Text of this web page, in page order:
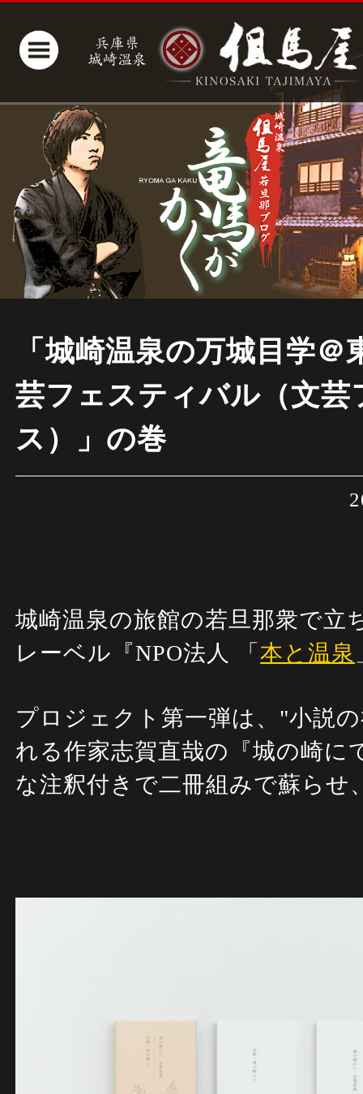
「城崎温泉の万城目学＠
芸フェスティバル（文芸
ス）」の巻
城崎温泉の旅館の若旦那衆で立
レーベル『NPO法人 「本と温泉
プロジェクト第一弾は、 "小説
れる作家志賀直哉の
『城の崎に
な注釈付きで二冊組みで蘇ら